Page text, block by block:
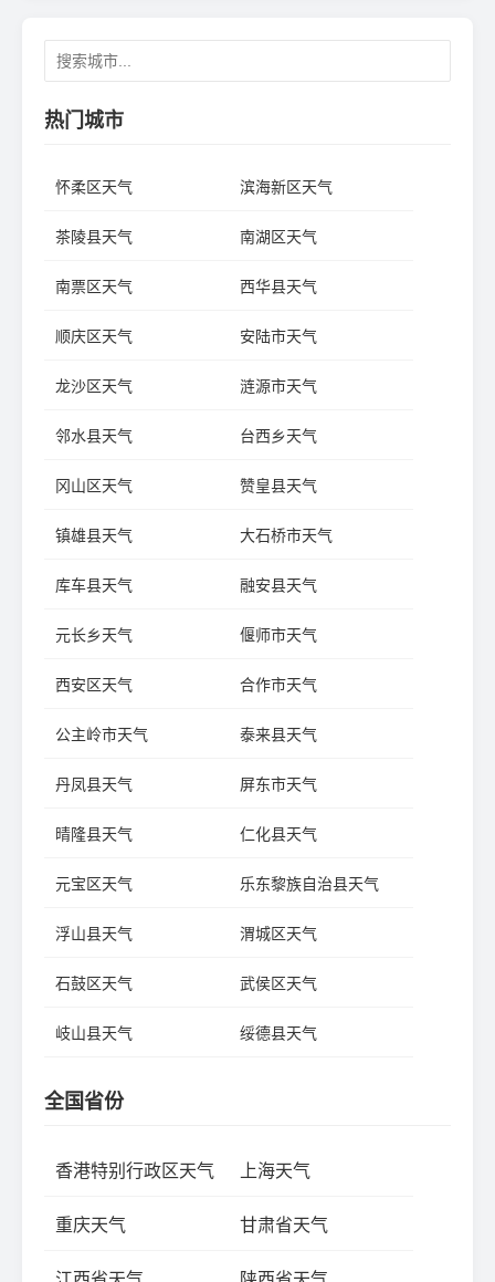
热门城市
怀柔区天气 滨海新区天气
茶陵县天气 南湖区天气
南票区天气 西华县天气
顺庆区天气 安陆市天气
龙沙区天气 涟源市天气
邻水县天气 台西乡天气
冈山区天气 赞皇县天气
镇雄县天气 大石桥市天气
库车县天气 融安县天气
元长乡天气 偃师市天气
西安区天气 合作市天气
公主岭市天气 泰来县天气
丹凤县天气 屏东市天气
晴隆县天气 仁化县天气
元宝区天气 乐东黎族自治县天气
浮山县天气 渭城区天气
石鼓区天气 武侯区天气
岐山县天气 绥德县天气
全国省份
香港特别行政区天气 上海天气
重庆天气 甘肃省天气